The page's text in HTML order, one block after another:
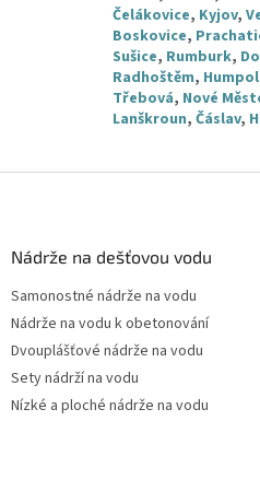
Čelákovice, Kyjov,
Boskovice,
Sušice, Rumburk,
Radhoštěm,
Třebová, Nové
Lanškroun, Čáslav,
Nádrže na dešťovou vodu
Samonostné nádrže na vodu
Nádrže na vodu k obetonování
Dvouplášťové nádrže na vodu
Sety nádrží na vodu
Nízké a ploché nádrže na vodu